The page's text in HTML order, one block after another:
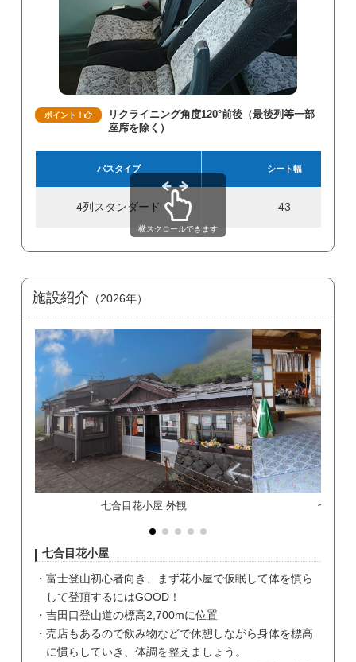
ポイント！
リクライニング角度120°前後（最後列等一部
座席を除く）
バスタイプ シート幅
4列スタンダード 43
横スクロールできます
施設紹介 （2026年）
七合目花小屋
富士登山初心者向き、まず花小屋で仮眠して体を慣ら
して登頂するにはGOOD！
吉田口登山道の標高2,700mに位置
売店もあるので飲み物などで休憩しながら身体を標高
に慣らしていき、体調を整えましょう。
七合目花小屋 外観 七合目